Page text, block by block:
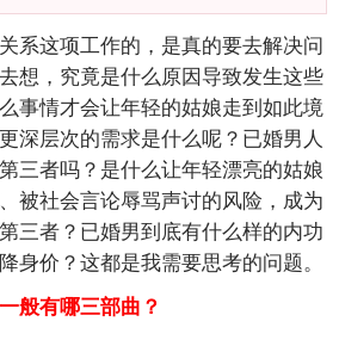
系这项工作的，是真的要去解决问
想，究竟是什么原因导致发生这些
事情才会让年轻的姑娘走到如此境
深层次的需求是什么呢？已婚男人
三者吗？是什么让年轻漂亮的姑娘
被社会言论辱骂声讨的风险，成为
三者？已婚男到底有什么样的内功
身价？这都是我需要思考的问题。
般有哪三部曲？